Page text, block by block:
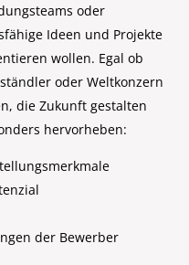
oder
Ideen und Projekte
wollen. Egal ob
oder Weltkonzern
die Zukunft gestalten
hervorheben:
der Bewerber